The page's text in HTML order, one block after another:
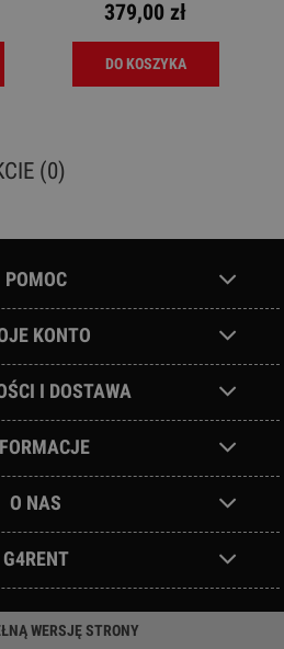
379,00 zł
DO KOSZYKA
(0)
POMOC
KONTO
I DOSTAWA
O NAS
G4RENT
WERSJĘ STRONY